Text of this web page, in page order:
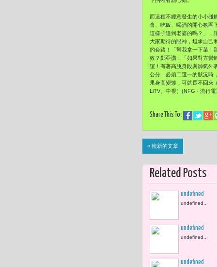
而這種不經意發生的小小碰
會、吃飯、喝酒的開心氛圍
這樣子追到老婆的嗎？」，
大家期待的眼神，坦承自己
的套路！「幫我拿一下菜！
效？鄭亞讚：「如果對方蠻
誼！有著高朓身段與帥氣外
公分，必須二選一的狀況時
果身高變矮，可就長不回來
LiTV、中視）(NFG - 流行
Share This To :
« 較新的文章
Related Posts
undefined
undefined...
undefined
undefined...
undefined